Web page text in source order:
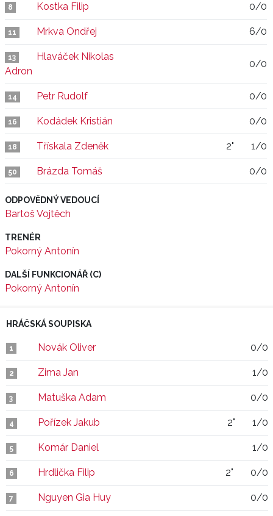
8 Kostka Filip 0/0
11 Mrkva Ondřej 6/0
13
Hlaváček Nikolas
Adron
0/0
14 Petr Rudolf 0/0
16 Kodádek Kristián 0/0
18 Třískala Zdeněk 2" 1/0
50 Brázda Tomáš 0/0
ODPOVĚDNÝ VEDOUCÍ
Bartoš Vojtěch
TRENÉR
Pokorný Antonín
DALŠÍ FUNKCIONÁŘ (C)
Pokorný Antonín
HRÁČSKÁ SOUPISKA
1 Novák Oliver 0/0
2 Zima Jan 1/0
3 Matuška Adam 0/0
4 Pořízek Jakub 2" 1/0
5 Komár Daniel 1/0
6 Hrdlička Filip 2" 0/0
7 Nguyen Gia Huy 0/0